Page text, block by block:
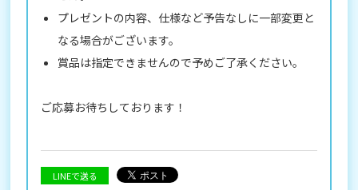
プレゼントの内容、仕様など予告なしに一部変更と
なる場合がございます。
賞品は指定できませんので予めご了承ください。
ご応募お待ちしております！
LINEで送る